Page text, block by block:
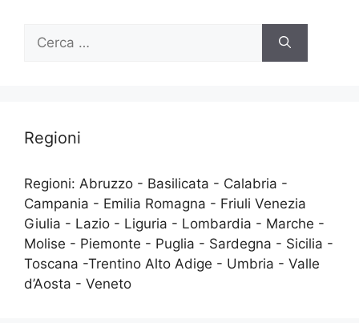
Ricerca
Regioni
Regioni: Abruzzo - Basilicata - Calabria -
Campania - Emilia Romagna - Friuli Venezia
Giulia - Lazio - Liguria - Lombardia - Marche -
Molise - Piemonte - Puglia - Sardegna - Sicilia -
Toscana -Trentino Alto Adige - Umbria - Valle
d’Aosta - Veneto